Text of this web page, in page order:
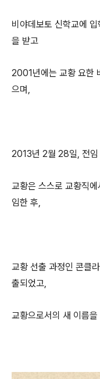
비야데보토 신학교에
을 받고
2001년에는 교황 요한
으며,
2013년 2월 28일, 전임
교황은 스스로 교황직
임한 후,
교황 선출 과정인 콘클
출되었고,
교황으로서의 새 이름